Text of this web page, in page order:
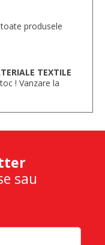
produsele
TEXTILE
! Vanzare la
sau